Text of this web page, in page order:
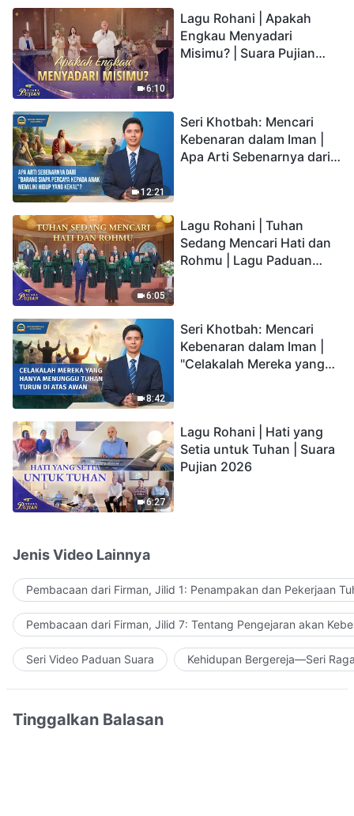
6:10
Lagu Rohani | Apakah
Engkau Menyadari
Misimu? | Suara Pujian
12:21
Seri Khotbah: Mencari
Kebenaran dalam Iman |
Apa Arti Sebenarnya dari
6:05
Lagu Rohani | Tuhan
Sedang Mencari Hati dan
Rohmu | Lagu Paduan
8:42
Seri Khotbah: Mencari
Kebenaran dalam Iman |
"Celakalah Mereka yang
6:27
Lagu Rohani | Hati yang
Setia untuk Tuhan | Suara
Pujian 2026
Jenis Video Lainnya
Pembacaan dari Firman, Jilid 1: Penampakan dan Pekerjaan
Pembacaan dari Firman, Jilid 7: Tentang Pengejaran akan
Seri Video Paduan Suara Kehidupan Bergereja—Seri
Tinggalkan Balasan